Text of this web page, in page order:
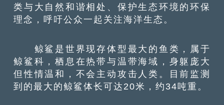
类与大自然和谐相处、保护生态环境的环保
理念，呼吁公众一起关注海洋生态。
鲸鲨是世界现存体型最大的鱼类，属于
鲸鲨科，栖息在热带与温带海域，身躯庞大
但性情温和，不会主动攻击人类。目前监测
到的最大的鲸鲨体长可达20米，约34吨重。